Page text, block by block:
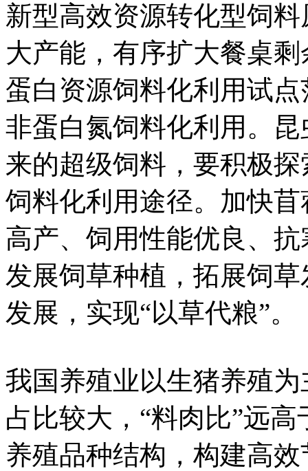
新型高效资源转化型饲
大产能，有序扩大餐桌
蛋白资源饲料化利用试
非蛋白氮饲料化利用。
来的超级饲料，要积极
饲料化利用途径。加快
高产、饲用性能优良、
发展饲草种植，拓展饲
发展，实现“以草代粮”。
我国养殖业以生猪养殖
占比较大，“料肉比”远
养殖品种结构，构建高